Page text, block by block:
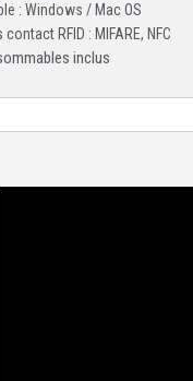
: Windows / Mac OS
RFID : MIFARE, NFC
inclus